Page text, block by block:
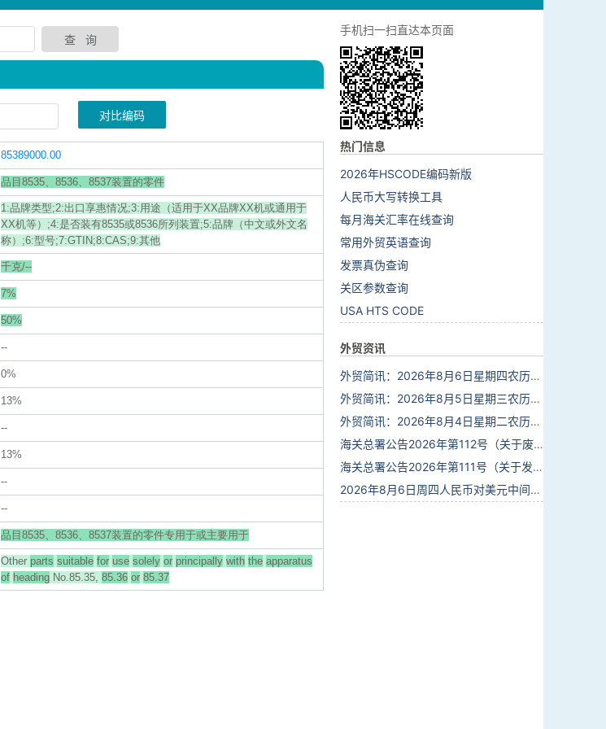
对比编码
85389000.00
品目8535、8536、8537装置的零件
1:品牌类型;2:出口享惠情况;3:用途（适用于XX品牌XX机或通用于
XX机等）;4:是否装有8535或8536所列装置;5:品牌（中文或外文名
称）;6:型号;7:GTIN;8:CAS;9:其他
千克/--
7%
50%
--
0%
13%
--
13%
--
--
品目8535、8536、8537装置的零件专用于或主要用于
Other parts suitable for use solely or principally with the apparatus
of heading No.85.35, 85.36 or 85.37
手机扫一扫直达本页面
热门信息
2026年HSCODE编码新版
人民币大写转换工具
每月海关汇率在线查询
常用外贸英语查询
发票真伪查询
关区参数查询
USA HTS CODE
外贸资讯
外贸简讯：2026年8月6日星期四农历六月廿四
外贸简讯：2026年8月5日星期三农历六月廿三
外贸简讯：2026年8月4日星期二农历六月廿二
海关总署公告2026年第112号（关于废止部分卫生检疫类规范性文件的公告）
海关总署公告2026年第111号（关于发布《进出境动植物检疫处理监督管理工作规定》《进出境卫生处理监督管理工作规定》的公告）
2026年8月6日周四人民币对美元中间价报6.7895调贬6个基点